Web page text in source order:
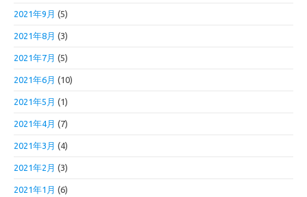
2021年9月 (5)
2021年8月 (3)
2021年7月 (5)
2021年6月 (10)
2021年5月 (1)
2021年4月 (7)
2021年3月 (4)
2021年2月 (3)
2021年1月 (6)